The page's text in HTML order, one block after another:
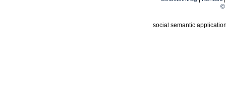
©
social semantic